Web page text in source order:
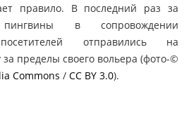
правило. В последний раз за
в сопровождении
отправились на
пределы своего вольера (фото-©
Commons / CC BY 3.0).